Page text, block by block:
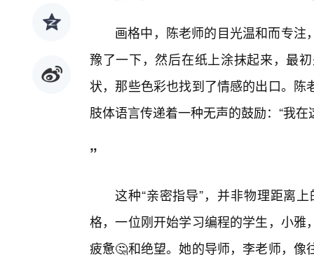
画格中，陈老师的目光温和而专
豫了一下，然后在纸上涂抹起来，最
状，那些色彩也找到了情感的出口。
肢体语言传递着一种无声的鼓励：“我
”
这种“亲密指导”，并非物理距离
格，一位刚开始学习编程的学生，小
疲惫🤔和绝望。她的导师，李老师，